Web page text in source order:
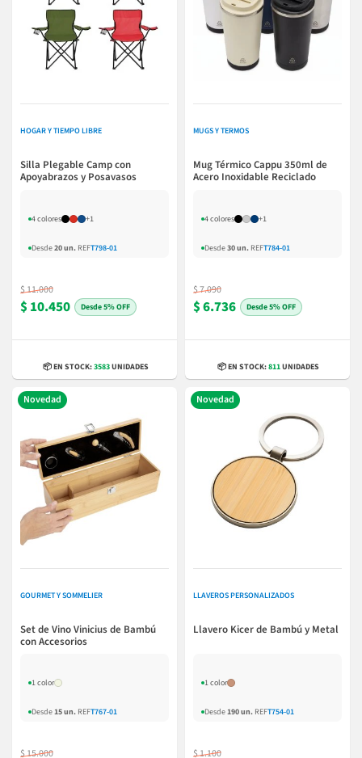
HOGAR Y TIEMPO LIBRE
Silla Plegable Camp con
Apoyabrazos y Posavasos
4 colores +1
Desde20 un. REFT798-01
$ 11.000
$ 10.450 5% OFF
📦 EN STOCK:3583UNIDADES
MUGS Y TERMOS
Mug Térmico Cappu 350ml de
Acero Inoxidable Reciclado
4 colores +1
Desde30 un. REFT784-01
$ 7.090
$ 6.736 5% OFF
📦 EN STOCK:811UNIDADES
Novedad
GOURMET Y SOMMELIER
Set de Vino Vinicius de Bambú
con Accesorios
1 color
Desde15 un. REFT767-01
$ 15.000
Novedad
LLAVEROS PERSONALIZADOS
Llavero Kicer de Bambú y Metal
1 color
Desde190 un. REFT754-01
$ 1.100